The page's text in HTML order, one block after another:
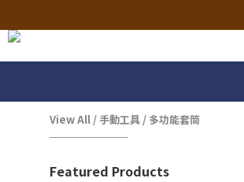
View All / 手動工具 / 多功能套筒
Featured Products